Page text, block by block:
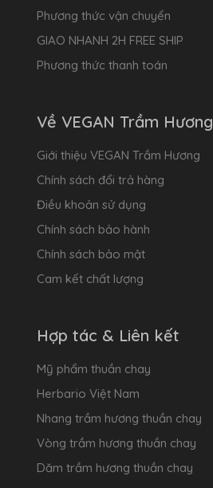
Phương thức vận chuyển
GIAO NHANH 2H FREE SHIP
Phương thức thanh toán
Về VEGAN Trầm Hương
Giới thiệu VEGAN Trầm Hương
Chính sách đổi trả hàng
Điều khoản sử dụng
Chính sách bảo hành
Chính sách bảo mật
Cam kết chất lượng
Hợp tác & Liên kết
Mỹ phẩm thuần chay
Herbario Việt Nam
Nhang trầm hương thuần chay
Vòng trầm hương thuần chay
Dăm trầm hương thuần chay